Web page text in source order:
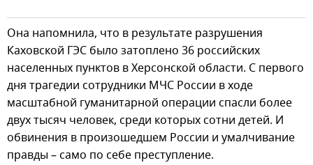
Она напомнила, что в результате разрушения
Каховской ГЭС было затоплено 36 российских
населенных пунктов в Херсонской области. С первого
дня трагедии сотрудники МЧС России в ходе
масштабной гуманитарной операции спасли более
двух тысяч человек, среди которых сотни детей. И
обвинения в произошедшем России и умалчивание
правды – само по себе преступление.